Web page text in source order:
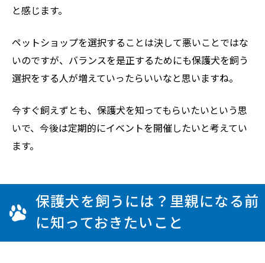
と感じます。
ペットショップを選択することは決して悪いことではな
いのですが、バランスを是正するためにも保護犬を飼う
選択をする人が増えていったらいいなと思いますね。
今すぐ飼えずとも、保護犬を知ってもらいたいという思
いで、今後は定期的にイベントを開催したいと考えてい
ます。
保護犬を飼うには？里親になる前
に知っておきたいこと